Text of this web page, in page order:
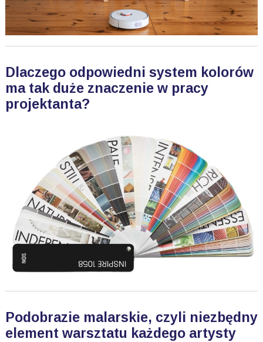
Dlaczego odpowiedni system kolorów
ma tak duże znaczenie w pracy
projektanta?
Podobrazie malarskie, czyli niezbędny
element warsztatu każdego artysty